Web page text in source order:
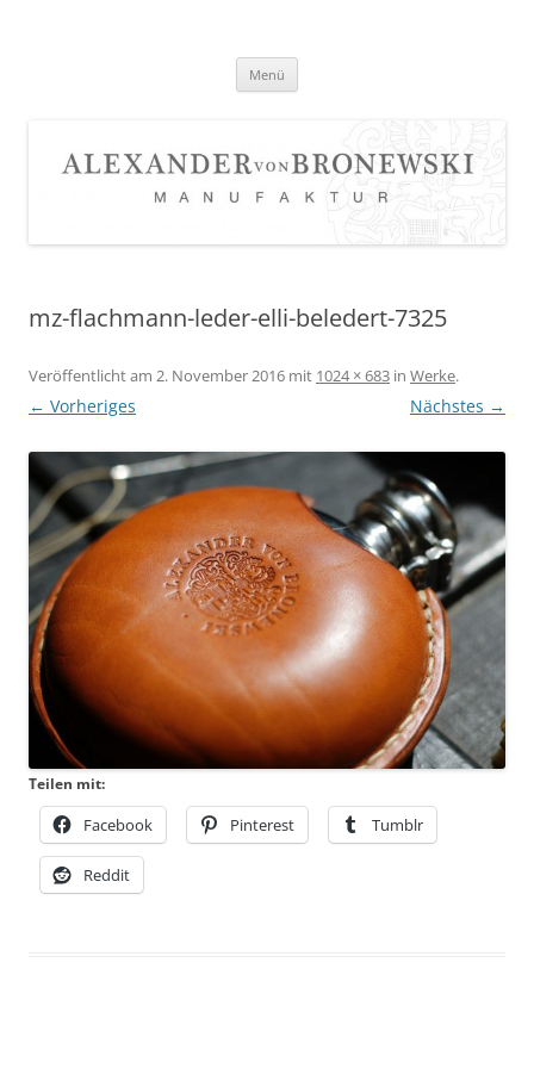
Menü
mz-flachmann-leder-elli-beledert-7325
Veröffentlicht am 2. November 2016 mit 1024 × 683 in Werke.
← Vorheriges Nächstes →
Teilen mit:
Facebook Pinterest Tumblr
Reddit